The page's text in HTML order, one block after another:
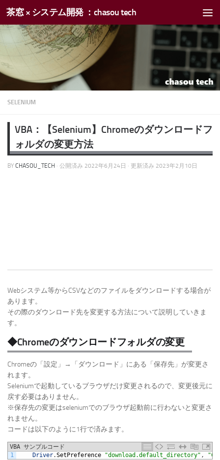
コンテンツへスキップ
茶窓 × システム開発 ：chasou tech
SELENIUM
VBA：【Selenium】Chromeのダウンロードフ
ォルダの変更方法
BY CHASOU_TECH · 公開済み 2022年6月24日 · 更新済み 2023年2月10日
Webシステム等からCSVなどのファイルをダウンロードする場合が
あります。
その際のダウンロード先を変更する方法について説明していきま
す。
◆Chromeのダウンロードフォルダの変更
Chromeの「設定」→「ダウンロード」にある「保存先」が変更さ
れます。
Seleniumで起動しているブラウザだけ変更されるので、変更後元に
戻す必要はありません。
※保存先の変更はseleniumでのブラウザ起動前に行わないと変更さ
れません。
コードは以下のように1行で済みます。
VBA サンプルコード
1
Driver.SetPreference "download.default_directory" ,